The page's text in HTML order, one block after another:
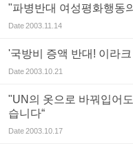
"파병반대 여성평화행동
Date2003.11.14
'국방비 증액 반대! 이라
Date2003.10.21
"UN의 옷으로 바꿔입어
습니다“
Date2003.10.17